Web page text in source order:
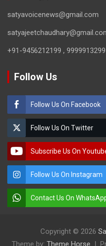
satyavoicenews@gmail.com
+91-9456212199 , 9999913299
Follow Us
Follow Us On Facebook
Follow Us On Twitter
Subscribe Us On
Follow Us On Instagram
Contact Us On
Copyright © 2026
Theme by: Theme Horse